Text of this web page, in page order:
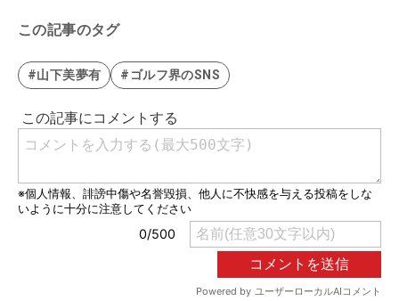
この記事のタグ
#山下美夢有 #ゴルフ界のSNS